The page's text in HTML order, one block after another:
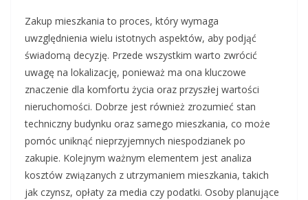
Zakup mieszkania to proces, który wymaga
uwzględnienia wielu istotnych aspektów, aby podjąć
świadomą decyzję. Przede wszystkim warto zwrócić
uwagę na lokalizację, ponieważ ma ona kluczowe
znaczenie dla komfortu życia oraz przyszłej wartości
nieruchomości. Dobrze jest również zrozumieć stan
techniczny budynku oraz samego mieszkania, co może
pomóc uniknąć nieprzyjemnych niespodzianek po
zakupie. Kolejnym ważnym elementem jest analiza
kosztów związanych z utrzymaniem mieszkania, takich
jak czynsz, opłaty za media czy podatki. Osoby planujące